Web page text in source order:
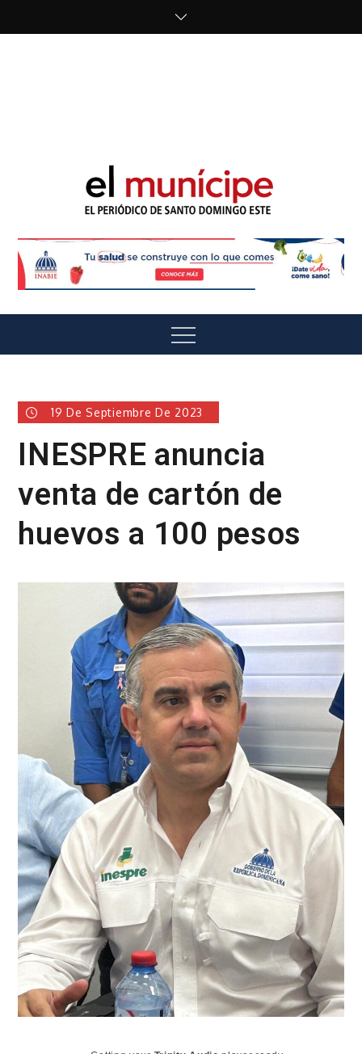
El Munícipe
Menu
19 De Septiembre De 2023
INESPRE anuncia
venta de cartón de
huevos a 100 pesos